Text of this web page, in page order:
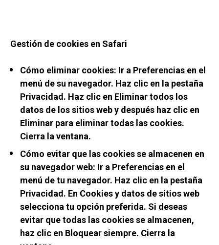
Gestión de cookies en Safari
Cómo eliminar cookies: Ir a Preferencias en el
menú de su navegador. Haz clic en la pestaña
Privacidad. Haz clic en Eliminar todos los
datos de los sitios web y después haz clic en
Eliminar para eliminar todas las cookies.
Cierra la ventana.
Cómo evitar que las cookies se almacenen en
su navegador web: Ir a Preferencias en el
menú de tu navegador. Haz clic en la pestaña
Privacidad. En Cookies y datos de sitios web
selecciona tu opción preferida. Si deseas
evitar que todas las cookies se almacenen,
haz clic en Bloquear siempre. Cierra la